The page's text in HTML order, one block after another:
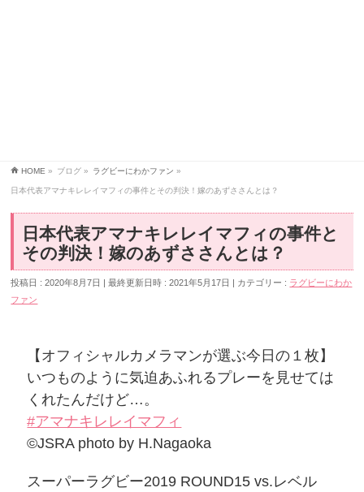
HOME » ブログ » ラグビーにわかファン »
日本代表アマナキレレイマフィの事件とその判決！嫁のあずささんとは？
日本代表アマナキレレイマフィの事件と
その判決！嫁のあずささんとは？
投稿日 : 2020年8月7日 最終更新日時 : 2021年5月17日 カテゴリー : ラグビーにわか
ファン
【オフィシャルカメラマンが選ぶ今日の１枚】
いつものように気迫あふれるプレーを見せては
くれたんだけど…。
#アマナキレレイマフィ
©JSRA photo by H.Nagaoka
スーパーラグビー2019 ROUND15 vs.レベル